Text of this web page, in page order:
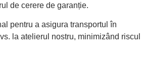
de cerere de garanție.
pentru a asigura transportul în
la atelierul nostru, minimizând riscul